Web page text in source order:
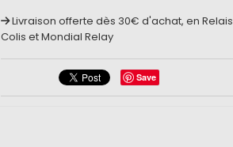
Livraison offerte dès 30€ d'achat, en Relais
Colis et Mondial Relay
Save